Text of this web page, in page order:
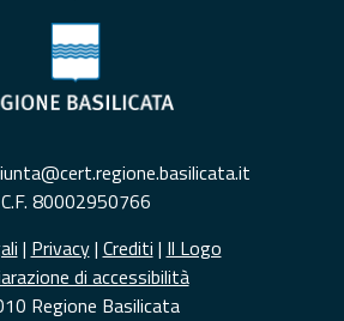
C.F. 80002950766
| Privacy| Crediti | Il Logo
di accessibilità
Regione Basilicata